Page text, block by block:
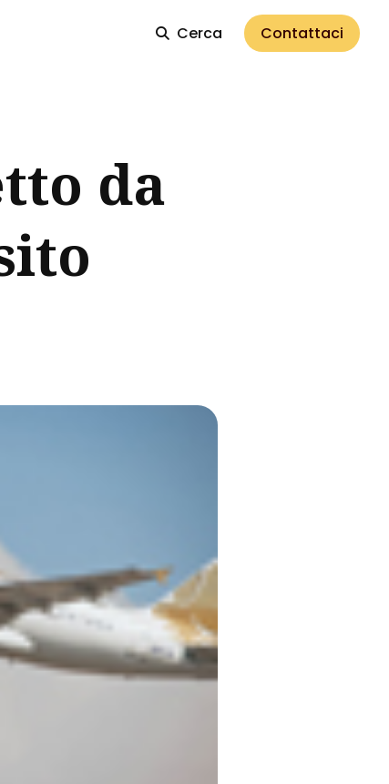
Cerca Contattaci
da